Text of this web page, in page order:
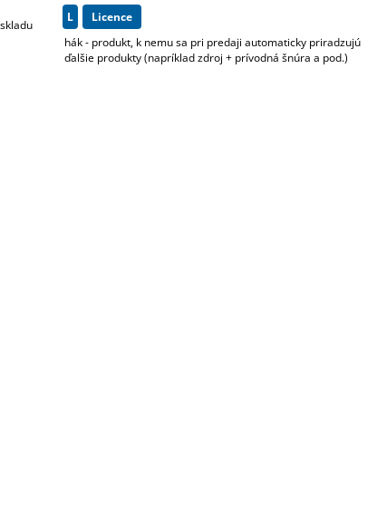
L
licence
hák - produkt, k nemu sa pri predaji automaticky priradzujú
ďalšie produkty (napríklad zdroj + prívodná šnúra a pod.)